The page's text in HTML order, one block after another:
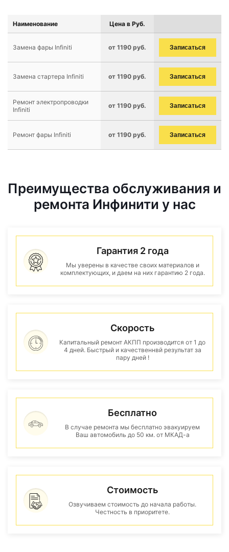
Наименование Цена в Руб.
Замена фары Infiniti от 1190 руб. Записаться
Замена стартера Infiniti от 1190 руб. Записаться
Ремонт электропроводки
Infiniti
от 1190 руб. Записаться
Ремонт фары Infiniti от 1190 руб. Записаться
Преимущества обслуживания и
ремонта Инфинити у нас
Гарантия 2 года
Мы уверены в качестве своих материалов и
комплектующих, и даем на них гарантию 2 года.
Скорость
Капитальный ремонт АКПП производится от 1 до
4 дней. Быстрый и качественнвй результат за
пару дней !
Бесплатно
В случае ремонта мы бесплатно эвакуируем
Ваш автомобиль до 50 км. от МКАД-а
Стоимость
Озвучиваем стоимость до начала работы.
Честность в приоритете.